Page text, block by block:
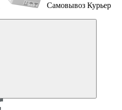
Самовывоз Курьер